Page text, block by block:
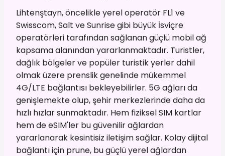
Lihtenştayn, öncelikle yerel operatör FL1 ve
Swisscom, Salt ve Sunrise gibi büyük İsviçre
operatörleri tarafından sağlanan güçlü mobil ağ
kapsama alanından yararlanmaktadır. Turistler,
dağlık bölgeler ve popüler turistik yerler dahil
olmak üzere prenslik genelinde mükemmel
4G/LTE bağlantısı bekleyebilirler. 5G ağları da
genişlemekte olup, şehir merkezlerinde daha da
hızlı hızlar sunmaktadır. Hem fiziksel SIM kartlar
hem de eSIM'ler bu güvenilir ağlardan
yararlanarak kesintisiz iletişim sağlar. Kolay dijital
bağlantı için prune, bu güçlü yerel ağlardan